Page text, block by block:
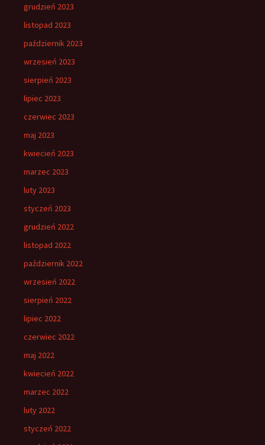
grudzień 2023
listopad 2023
październik 2023
wrzesień 2023
sierpień 2023
lipiec 2023
czerwiec 2023
maj 2023
kwiecień 2023
marzec 2023
luty 2023
styczeń 2023
grudzień 2022
listopad 2022
październik 2022
wrzesień 2022
sierpień 2022
lipiec 2022
czerwiec 2022
maj 2022
kwiecień 2022
marzec 2022
luty 2022
styczeń 2022